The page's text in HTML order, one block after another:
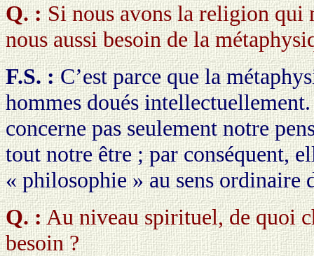
Q. :Si nous avons la religion qui
nous aussi besoin de la
F.S. :C’est parce que la
hommes doués
concerne pas seulement notre
tout notre être ; par conséquent,
« philosophie » au sens ordinaire
Q. :Au niveau spirituel, de quoi
besoin ?